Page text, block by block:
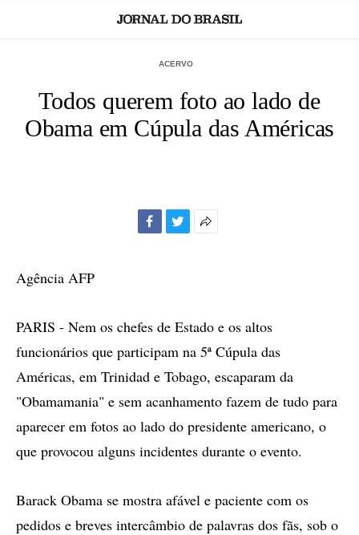
ACERVO
Todos querem foto ao lado de
Obama em Cúpula das Américas
Agência AFP
PARIS - Nem os chefes de Estado e os altos
funcionários que participam na 5ª Cúpula das
Américas, em Trinidad e Tobago, escaparam da
"Obamamania" e sem acanhamento fazem de tudo para
aparecer em fotos ao lado do presidente americano, o
que provocou alguns incidentes durante o evento.
Barack Obama se mostra afável e paciente com os
pedidos e breves intercâmbio de palavras dos fãs, sob o